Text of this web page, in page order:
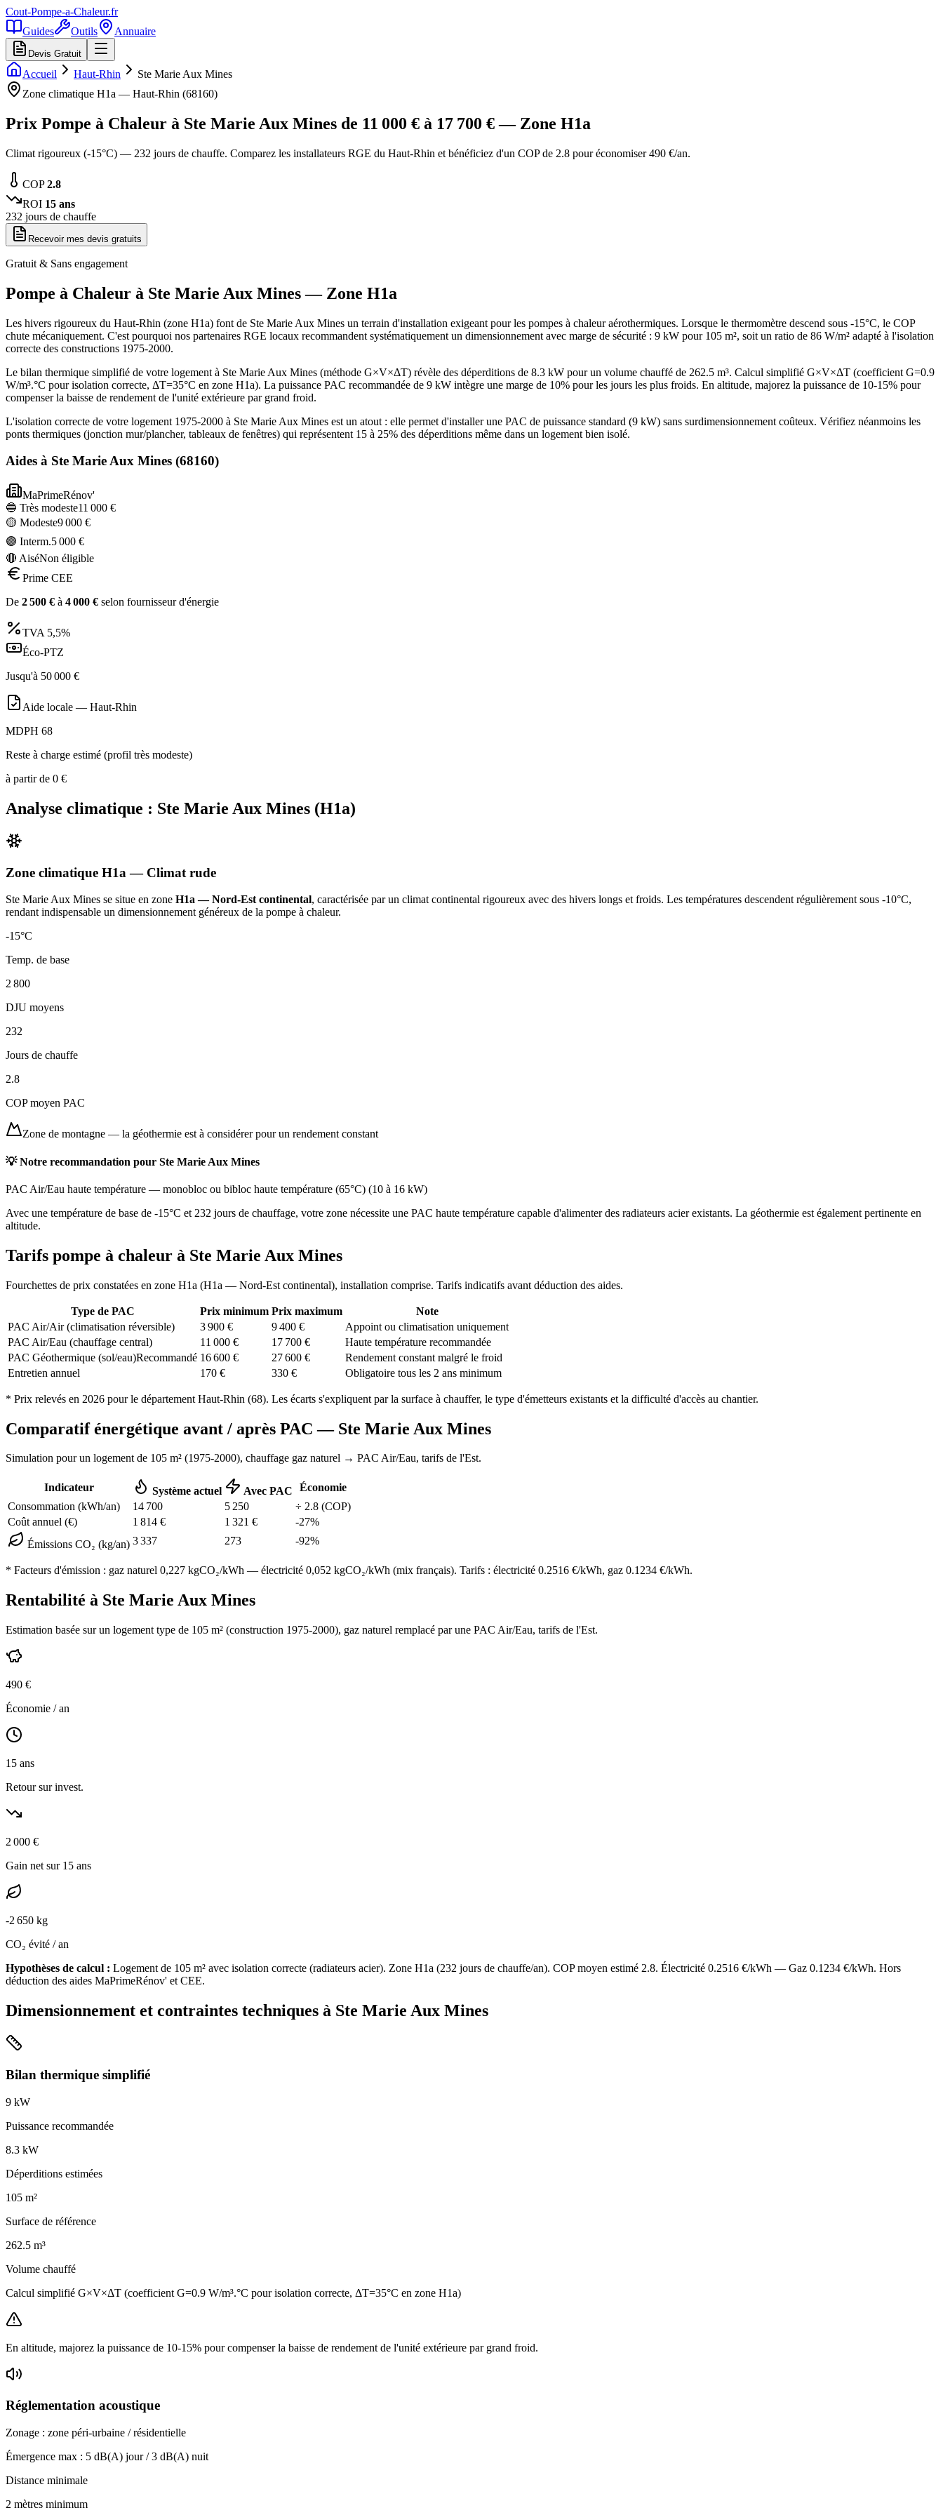
Cout-Pompe-a-Chaleur.fr
Guides
Outils Annuaire
Devis Gratuit
Accueil Haut-Rhin
Ste Marie Aux Mines
Zone climatique H1a — Haut-Rhin (68160)
Prix Pompe à Chaleur à Ste Marie Aux Mines de 11 000 € à 17 700 € — Zone H1a
Climat rigoureux (-15°C) — 232 jours de chauffe. Comparez les installateurs RGE du Haut-Rhin et bénéficiez d'un COP de 2.8 pour économiser 490 €/an.
COP2.8
ROI 15 ans
232 jours de chauffe
Recevoir mes devis gratuits
Gratuit & Sans engagement
Pompe à Chaleur à Ste Marie Aux Mines— Zone H1a
Les hivers rigoureux du Haut-Rhin (zone H1a) font de Ste Marie Aux Mines un terrain d'installation exigeant pour les pompes à chaleur aérothermiques. Lorsque le thermomètre descend sous -15°C, le COP
chute mécaniquement. C'est pourquoi nos partenaires RGE locaux recommandent systématiquement un dimensionnement avec marge de sécurité : 9 kW pour 105 m², soit un ratio de 86 W/m² adapté à l'isolation
correcte des constructions 1975-2000.
Le bilan thermique simplifié de votre logement à Ste Marie Aux Mines (méthode G×V×ΔT) révèle des déperditions de 8.3 kW pour un volume chauffé de 262.5 m³. Calcul simplifié G×V×ΔT (coefficient G=0.9
W/m³.°C pour isolation correcte, ΔT=35°C en zone H1a). La puissance PAC recommandée de 9 kW intègre une marge de 10% pour les jours les plus froids. En altitude, majorez la puissance de 10-15% pour
compenser la baisse de rendement de l'unité extérieure par grand froid.
L'isolation correcte de votre logement 1975-2000 à Ste Marie Aux Mines est un atout : elle permet d'installer une PAC de puissance standard (9 kW) sans surdimensionnement coûteux. Vérifiez néanmoins les
ponts thermiques (jonction mur/plancher, tableaux de fenêtres) qui représentent 15 à 25% des déperditions même dans un logement bien isolé.
Aides à Ste Marie Aux Mines (68160)
MaPrimeRénov'
🔵 Très modeste11 000 €
🟡 Modeste9 000 €
🟣 Interm.5 000 €
🔴 AiséNon éligible
Prime CEE
De 2 500 € à 4 000 € selon fournisseur d'énergie
TVA 5,5%
Éco-PTZ
Jusqu'à 50 000 €
Aide locale — Haut-Rhin
MDPH 68
Reste à charge estimé (profil très modeste)
à partir de 0 €
Analyse climatique : Ste Marie Aux Mines (H1a)
Zone climatique H1a — Climat rude
Ste Marie Aux Mines se situe en zone H1a — Nord-Est continental, caractérisée par un climat continental rigoureux avec des hivers longs et froids. Les températures descendent régulièrement sous -10°C,
rendant indispensable un dimensionnement généreux de la pompe à chaleur.
-15°C
Temp. de base
2 800
DJU moyens
232
Jours de chauffe
2.8
COP moyen PAC
Zone de montagne — la géothermie est à considérer pour un rendement constant
💡 Notre recommandation pour Ste Marie Aux Mines
PAC Air/Eau haute température — monobloc ou bibloc haute température (65°C) (10 à 16 kW)
Avec une température de base de -15°C et 232 jours de chauffage, votre zone nécessite une PAC haute température capable d'alimenter des radiateurs acier existants. La géothermie est également pertinente en
altitude.
Tarifs pompe à chaleur à Ste Marie Aux Mines
Fourchettes de prix constatées en zone H1a (H1a — Nord-Est continental), installation comprise. Tarifs indicatifs avant déduction des aides.
Type de PAC Prix minimum Prix maximum
Note
PAC Air/Air (climatisation réversible)
3 900 € 9 400 €
Appoint ou climatisation uniquement
PAC Air/Eau (chauffage central)
11 000 € 17 700 €
Haute température recommandée
PAC Géothermique (sol/eau)Recommandé 16 600 € 27 600 €
Rendement constant malgré le froid
Entretien annuel
170 € 330 € Obligatoire tous les 2 ans minimum
* Prix relevés en 2026 pour le département Haut-Rhin (68). Les écarts s'expliquent par la surface à chauffer, le type d'émetteurs existants et la difficulté d'accès au chantier.
Comparatif énergétique avant / après PAC — Ste Marie Aux Mines
Simulation pour un logement de 105 m² (1975-2000), chauffage gaz naturel → PAC Air/Eau, tarifs de l'Est.
Indicateur Système actuel Avec PAC
Économie
Consommation (kWh/an)
14 700 5 250 ÷ 2.8 (COP)
Coût annuel (€)
1 814 € 1 321 € -27%
Émissions CO₂ (kg/an) 3 337 273 -92%
* Facteurs d'émission : gaz naturel 0,227 kgCO₂/kWh — électricité 0,052 kgCO₂/kWh (mix français). Tarifs : électricité 0.2516 €/kWh, gaz 0.1234 €/kWh.
Rentabilité à Ste Marie Aux Mines
Estimation basée sur un logement type de 105 m² (construction 1975-2000), gaz naturel remplacé par une PAC Air/Eau, tarifs de l'Est.
490 €
Économie / an
15 ans
Retour sur invest.
2 000 €
Gain net sur 15 ans
-2 650 kg
CO₂ évité / an
Hypothèses de calcul : Logement de 105 m² avec isolation correcte (radiateurs acier). Zone H1a (232 jours de chauffe/an). COP moyen estimé 2.8. Électricité 0.2516 €/kWh — Gaz 0.1234 €/kWh. Hors
déduction des aides MaPrimeRénov' et CEE.
Dimensionnement et contraintes techniques à Ste Marie Aux Mines
Bilan thermique simplifié
9 kW
Puissance recommandée
8.3 kW
Déperditions estimées
105 m²
Surface de référence
262.5 m³
Volume chauffé
Calcul simplifié G×V×ΔT (coefficient G=0.9 W/m³.°C pour isolation correcte, ΔT=35°C en zone H1a)
En altitude, majorez la puissance de 10-15% pour compenser la baisse de rendement de l'unité extérieure par grand froid.
Réglementation acoustique
Zonage : zone péri-urbaine / résidentielle
Émergence max : 5 dB(A) jour /3 dB(A) nuit
Distance minimale
2 mètres minimum